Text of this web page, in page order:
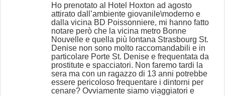
Ho prenotato al Hotel Hoxton ad agosto
attirato dall’ambiente giovanile\moderno e
dalla vicina BD Poissonniere, mi hanno fatto
notare però che la vicina metro Bonne
Nouvelle e quella più lontana Strasbourg St.
Denise non sono molto raccomandabili e in
particolare Porte St. Denise e frequentata da
prostitute e spacciatori. Non faremo tardi la
sera ma con un ragazzo di 13 anni potrebbe
essere pericoloso frequentare i dintorni per
cenare? Ovviamente siamo viaggiatori e